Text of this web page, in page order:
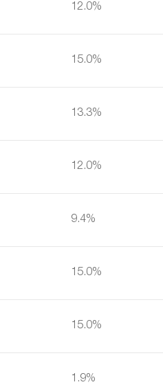
12.0%
15.0%
13.3%
12.0%
9.4%
15.0%
15.0%
1.9%